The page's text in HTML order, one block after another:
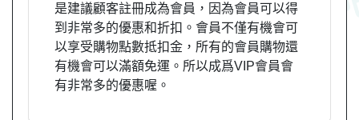
是建議顧客註冊成為會員，因為會員可以得
到非常多的優惠和折扣。會員不僅有機會可
以享受購物點數抵扣金，所有的會員購物還
有機會可以滿額免運。所以成爲VIP會員會
有非常多的優惠喔。